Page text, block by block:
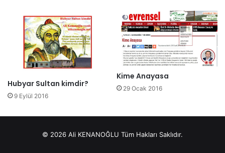
Hubyar Sultan kimdir?
9 Eylül 2016
Kime Anayasa
29 Ocak 2016
© 2026 Ali KENANOĞLU Tüm Hakları Saklıdır.